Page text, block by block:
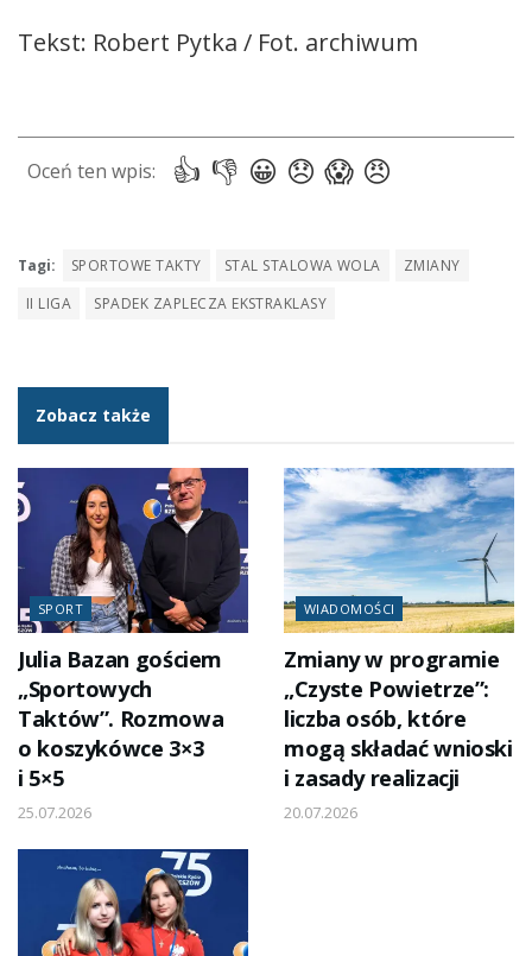
Tekst: Robert Pytka / Fot. archiwum
Tagi: SPORTOWE TAKTY STAL STALOWA WOLA
ZMIANY
II LIGA
SPADEK ZAPLECZA EKSTRAKLASY
Zobacz także
SPORT
Julia Bazan gościem
„Sportowych
Taktów”. Rozmowa
o koszykówce 3×3
i 5×5
25.07.2026
WIADOMOŚCI
Zmiany w programie
„Czyste Powietrze”:
liczba osób, które
mogą składać wnioski
i zasady realizacji
20.07.2026